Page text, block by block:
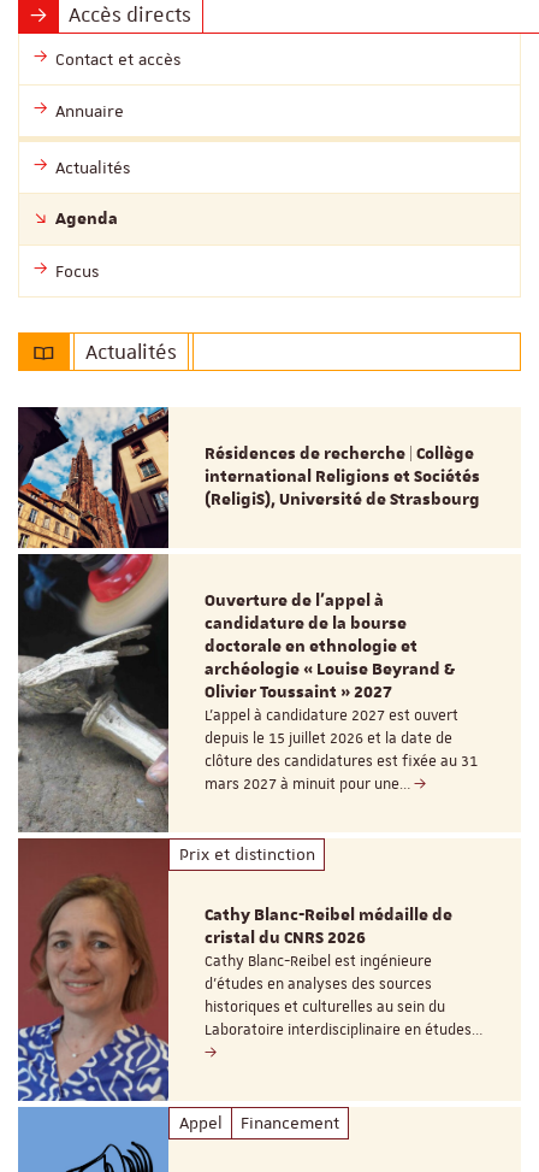
Accès directs
Contact et accès
Annuaire
Actualités
Agenda
Focus
Actualités
Résidences de recherche | Collège
international Religions et Sociétés
(ReligiS), Université de Strasbourg
Ouverture de l'appel à
candidature de la bourse
doctorale en ethnologie et
archéologie « Louise Beyrand &
Olivier Toussaint » 2027
L’appel à candidature 2027 est ouvert
depuis le 15 juillet 2026 et la date de
clôture des candidatures est fixée au 31
mars 2027 à minuit pour une…
Prix et distinction
Cathy Blanc-Reibel médaille de
cristal du CNRS 2026
Cathy Blanc-Reibel est ingénieure
d’études en analyses des sources
historiques et culturelles au sein du
Laboratoire interdisciplinaire en études…
Appel Financement